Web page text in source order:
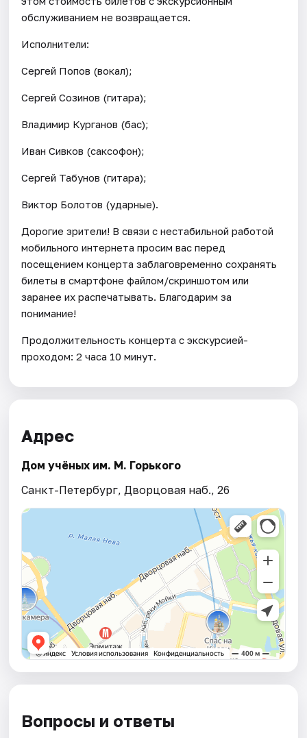
обслуживанием не возвращается.
Исполнители:
Сергей Попов (вокал);
Сергей Созинов (гитара);
Владимир Курганов (бас);
Иван Сивков (саксофон);
Сергей Табунов (гитара);
Виктор Болотов (ударные).
Дорогие зрители! В связи с нестабильной работой
мобильного интернета просим вас перед
посещением концерта заблаговременно сохранять
билеты в смартфоне файлом/скриншотом или
заранее их распечатывать. Благодарим за
понимание!
Продолжительность концерта с экскурсией-
проходом: 2 часа 10 минут.
Адрес
Дом учёных им. М. Горького
Санкт-Петербург, Дворцовая наб., 26
Вопросы и ответы